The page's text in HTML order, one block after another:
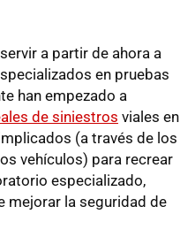
a partir de ahora a
en pruebas
han empezado a
de siniestros viales en
(a través de los
vehículos) para recrear
especializado,
mejorar la seguridad de